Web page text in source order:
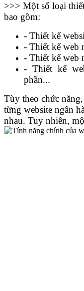
>>> Một số loại
bao gồm:
- Thiết kế
- Thiết kế web
- Thiết kế web
- Thiết kế
phần...
Tùy theo chức
từng website ngân
nhau. Tuy nhiên,